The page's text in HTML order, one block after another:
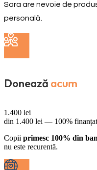
Sara are nevoie de
personală.
Donează acum
1.400 lei
din 1.400 lei — 100% finanțat
Copii primesc 100% din
nu este recurentă.